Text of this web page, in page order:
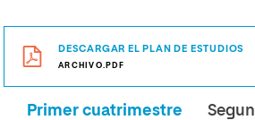
DESCARGAR EL PLAN DE ESTUDIOS
ARCHIVO.PDF
Primer cuatrimestre